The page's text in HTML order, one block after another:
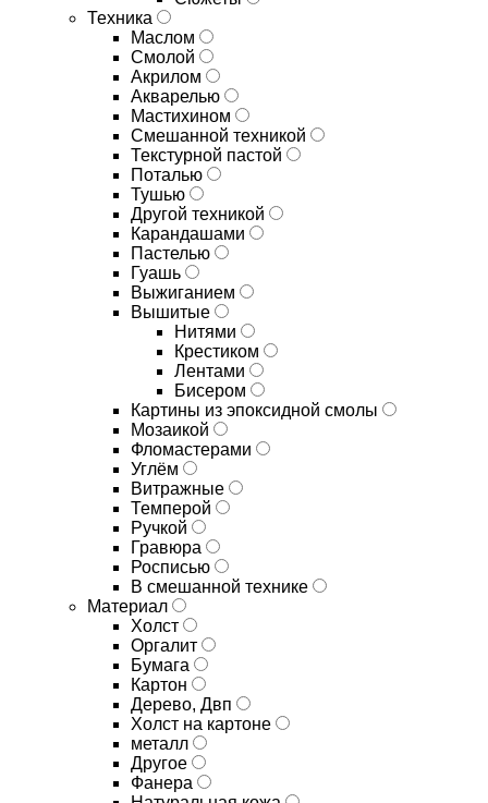
Техника
Маслом
Смолой
Акрилом
Акварелью
Мастихином
Смешанной техникой
Текстурной пастой
Поталью
Тушью
Другой техникой
Карандашами
Пастелью
Гуашь
Выжиганием
Вышитые
Нитями
Крестиком
Лентами
Бисером
Картины из эпоксидной смолы
Мозаикой
Фломастерами
Углём
Витражные
Темперой
Ручкой
Гравюра
Росписью
В смешанной технике
Материал
Холст
Оргалит
Бумага
Картон
Дерево, Двп
Холст на картоне
металл
Другое
Фанера